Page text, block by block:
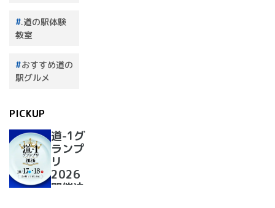
.道の駅体験
教室
おすすめ道の
駅グルメ
PICKUP
道-1グ
ランプ
リ
2026
開催決